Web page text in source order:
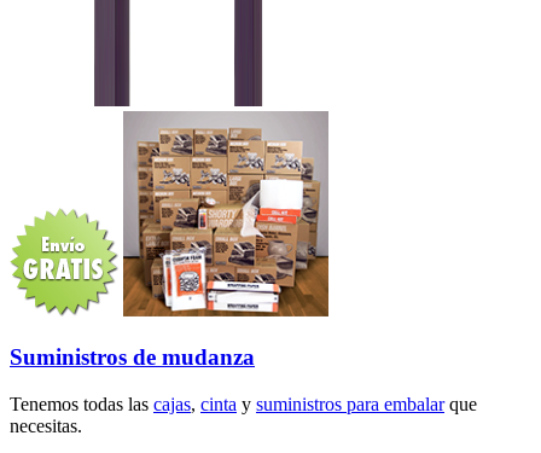
Suministros de mudanza
Tenemos todas las cajas, cinta y suministros para embalarque
necesitas.